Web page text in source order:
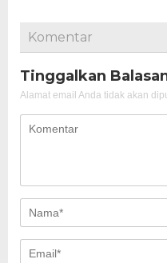
Komentar
Tinggalkan
Alamat email Anda tidak akan